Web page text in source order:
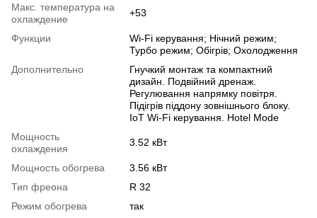
Макс. температура на
охлаждение
+53
Функции
Wi‑Fi керування; Нічний режим;
Турбо режим; Обігрів; Охолодження
Дополнительно
Гнучкий монтаж та компактний
дизайн. Подвійний дренаж.
Регулювання напрямку повітря.
Підігрів піддону зовнішнього блоку.
IoT Wi-Fi керування. Hotel Mode
Мощность
охлаждения
3.52 кВт
Мощность обогрева
3.56 кВт
Тип фреона
R 32
Режим обогрева
так